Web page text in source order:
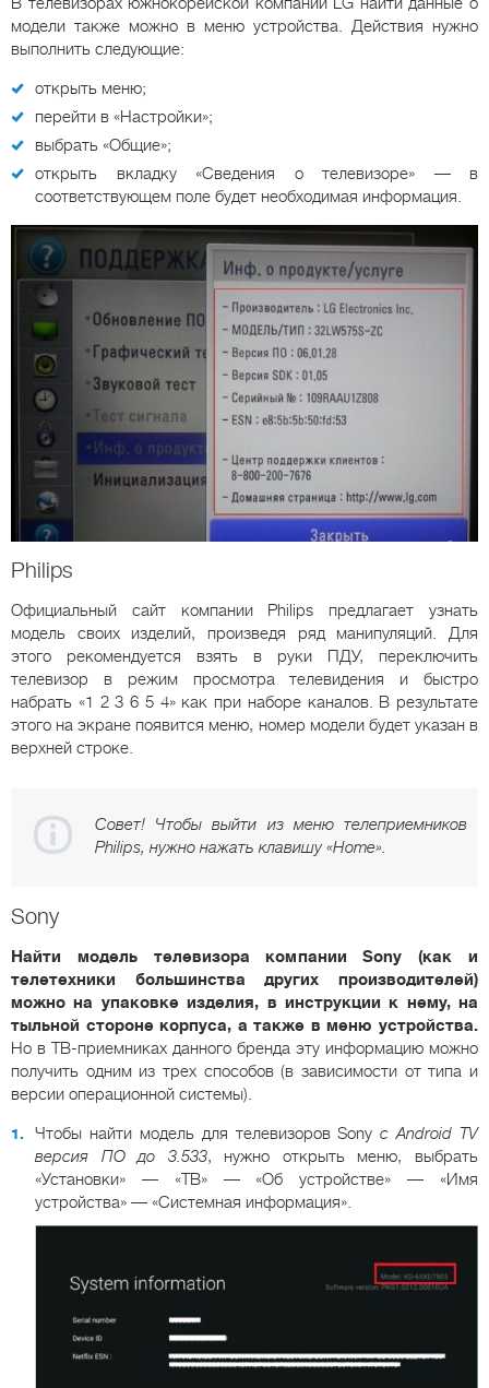
модели также можно в меню устройства. Действия нужно
выполнить следующие:
открыть меню;
перейти в «Настройки»;
выбрать «Общие»;
открыть вкладку «Сведения о телевизоре» — в
соответствующем поле будет необходимая информация.
Philips
Официальный сайт компании Philips предлагает узнать
модель своих изделий, произведя ряд манипуляций. Для
этого рекомендуется взять в руки ПДУ, переключить
телевизор в режим просмотра телевидения и быстро
набрать «1 2 3 6 5 4» как при наборе каналов. В результате
этого на экране появится меню, номер модели будет указан в
верхней строке.
Совет! Чтобы выйти из меню телеприемников
Philips, нужно нажать клавишу «Home».
Sony
Найти модель телевизора компании Sony (как и
телетехники большинства других производителей)
можно на упаковке изделия, в инструкции к нему, на
тыльной стороне корпуса, а также в меню устройства.
Но в ТВ-приемниках данного бренда эту информацию можно
получить одним из трех способов (в зависимости от типа и
версии операционной системы).
Чтобы найти модель для телевизоров Sonyс Android TV
версия ПО до 3.533, нужно открыть меню, выбрать
«Установки» — «ТВ» — «Об устройстве» — «Имя
устройства» — «Системная информация».